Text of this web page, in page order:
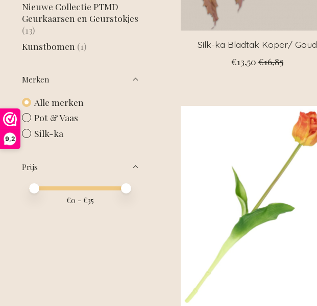
9,2
Nieuwe Collectie PTMD
Geurkaarsen en Geurstokjes
(13)
Kunstbomen (1)
Merken
Alle merken
Pot & Vaas
Silk-ka
Prijs
Minimale prijswaarde
Price maximum value
€0 - €35
Silk-ka Bladtak Koper/ Goud
€13,50 €16,85